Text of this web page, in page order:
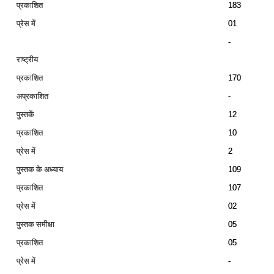
प्रकाशित
183
प्रेस में 01
-
राष्‍ट्रीय
प्रकाशित
170
अप्रकाशित -
पुस्‍तकें 12
प्रकाशित 10
प्रेस में 2
पुस्‍तक के अध्‍याय 109
प्रकाशित 107
प्रेस में 02
पुस्‍तक समीक्षा 05
प्रकाशित 05
प्रेस में -